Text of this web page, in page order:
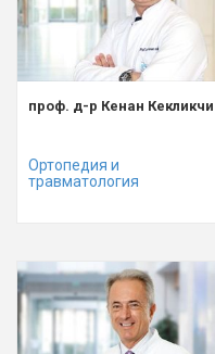
проф. д-р Кенан Кекликчи
Ортопедия и
травматология